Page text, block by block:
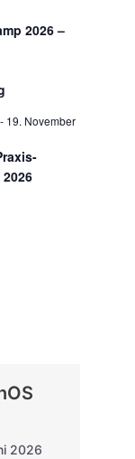
2026 –
- 19. November
2026